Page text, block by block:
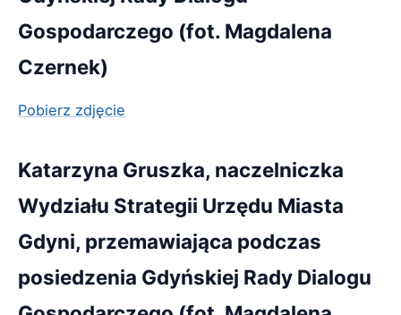
Gospodarczego (fot. Magdalena
Czernek)
Pobierz zdjęcie
Katarzyna Gruszka, naczelniczka
Wydziału Strategii Urzędu Miasta
Gdyni, przemawiająca podczas
posiedzenia Gdyńskiej Rady Dialogu